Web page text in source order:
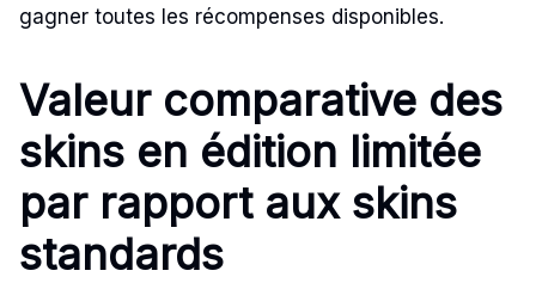
gagner toutes les récompenses disponibles.
Valeur comparative des
skins en édition limitée
par rapport aux skins
standards